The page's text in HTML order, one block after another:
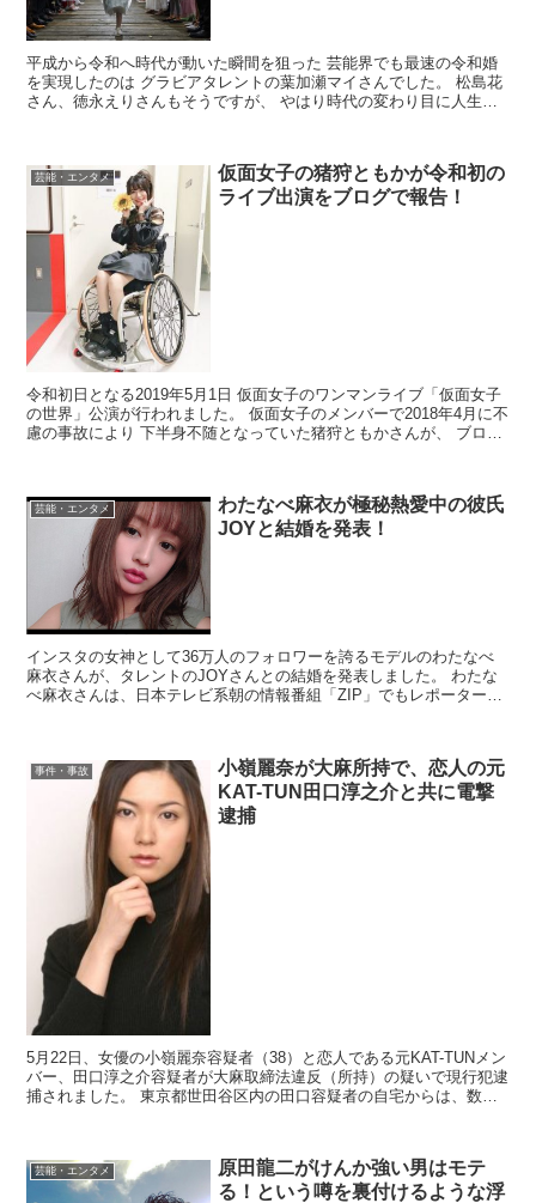
平成から令和へ時代が動いた瞬間を狙った 芸能界でも最速の令和婚
を実現したのは グラビアタレントの葉加瀬マイさんでした。 松島花
さん、徳永えりさんもそうですが、 やはり時代の変わり目に人生の
芸能・エンタメ
仮面女子の猪狩ともかが令和初の
ライブ出演をブログで報告！
令和初日となる2019年5月1日 仮面女子のワンマンライブ「仮面女子
の世界」公演が行われました。 仮面女子のメンバーで2018年4月に不
慮の事故により 下半身不随となっていた猪狩ともかさんが、 ブログ
芸能・エンタメ
わたなべ麻衣が極秘熱愛中の彼氏
JOYと結婚を発表！
インスタの女神として36万人のフォロワーを誇るモデルのわたなべ
麻衣さんが、タレントのJOYさんとの結婚を発表しました。 わたな
べ麻衣さんは、日本テレビ系朝の情報番組「ZIP」でもレポーターと
事件・事故
小嶺麗奈が大麻所持で、恋人の元
KAT-TUN田口淳之介と共に電撃
逮捕
5月22日、女優の小嶺麗奈容疑者（38）と恋人である元KAT-TUNメン
バー、田口淳之介容疑者が大麻取締法違反（所持）の疑いで現行犯逮
捕されました。 東京都世田谷区内の田口容疑者の自宅からは、数グ
芸能・エンタメ
原田龍二がけんか強い男はモテ
る！という噂を裏付けるような浮